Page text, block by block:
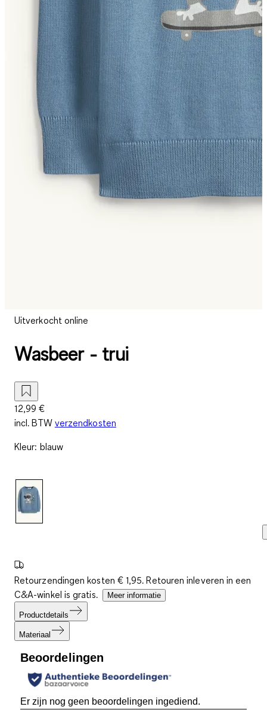
Uitverkocht online
Wasbeer - trui
12,99 €
incl. BTW verzendkosten
Kleur: blauw
Retourzendingen kosten € 1,95. Retouren inleveren in een
C&A-winkel is gratis.
Meer informatie
Productdetails
Materiaal
Beoordelingen
Er zijn nog geen beoordelingen ingediend.